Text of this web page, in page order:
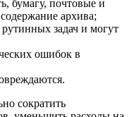
бумагу, почтовые и
архива;
задач и могут
ошибок в
сократить